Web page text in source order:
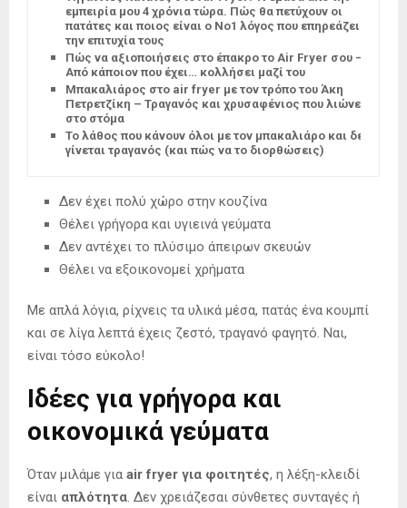
εμπειρία μου 4 χρόνια τώρα. Πώς θα πετύχουν οι
πατάτες και ποιος είναι ο Νο1 λόγος που επηρεάζει
την επιτυχία τους
Πώς να αξιοποιήσεις στο έπακρο το Air Fryer σου –
Από κάποιον που έχει… κολλήσει μαζί του
Μπακαλιάρος στο air fryer με τον τρόπο του Άκη
Πετρετζίκη – Τραγανός και χρυσαφένιος που λιώνει
στο στόμα
Το λάθος που κάνουν όλοι με τον μπακαλιάρο και δεν
γίνεται τραγανός (και πώς να το διορθώσεις)
Δεν έχει πολύ χώρο στην κουζίνα
Θέλει γρήγορα και υγιεινά γεύματα
Δεν αντέχει το πλύσιμο άπειρων σκευών
Θέλει να εξοικονομεί χρήματα
Με απλά λόγια, ρίχνεις τα υλικά μέσα, πατάς ένα κουμπί
και σε λίγα λεπτά έχεις ζεστό, τραγανό φαγητό. Ναι,
είναι τόσο εύκολο!
Ιδέες για γρήγορα και
οικονομικά γεύματα
Όταν μιλάμε για air fryer για φοιτητές, η λέξη-κλειδί
είναι απλότητα. Δεν χρειάζεσαι σύνθετες συνταγές ή